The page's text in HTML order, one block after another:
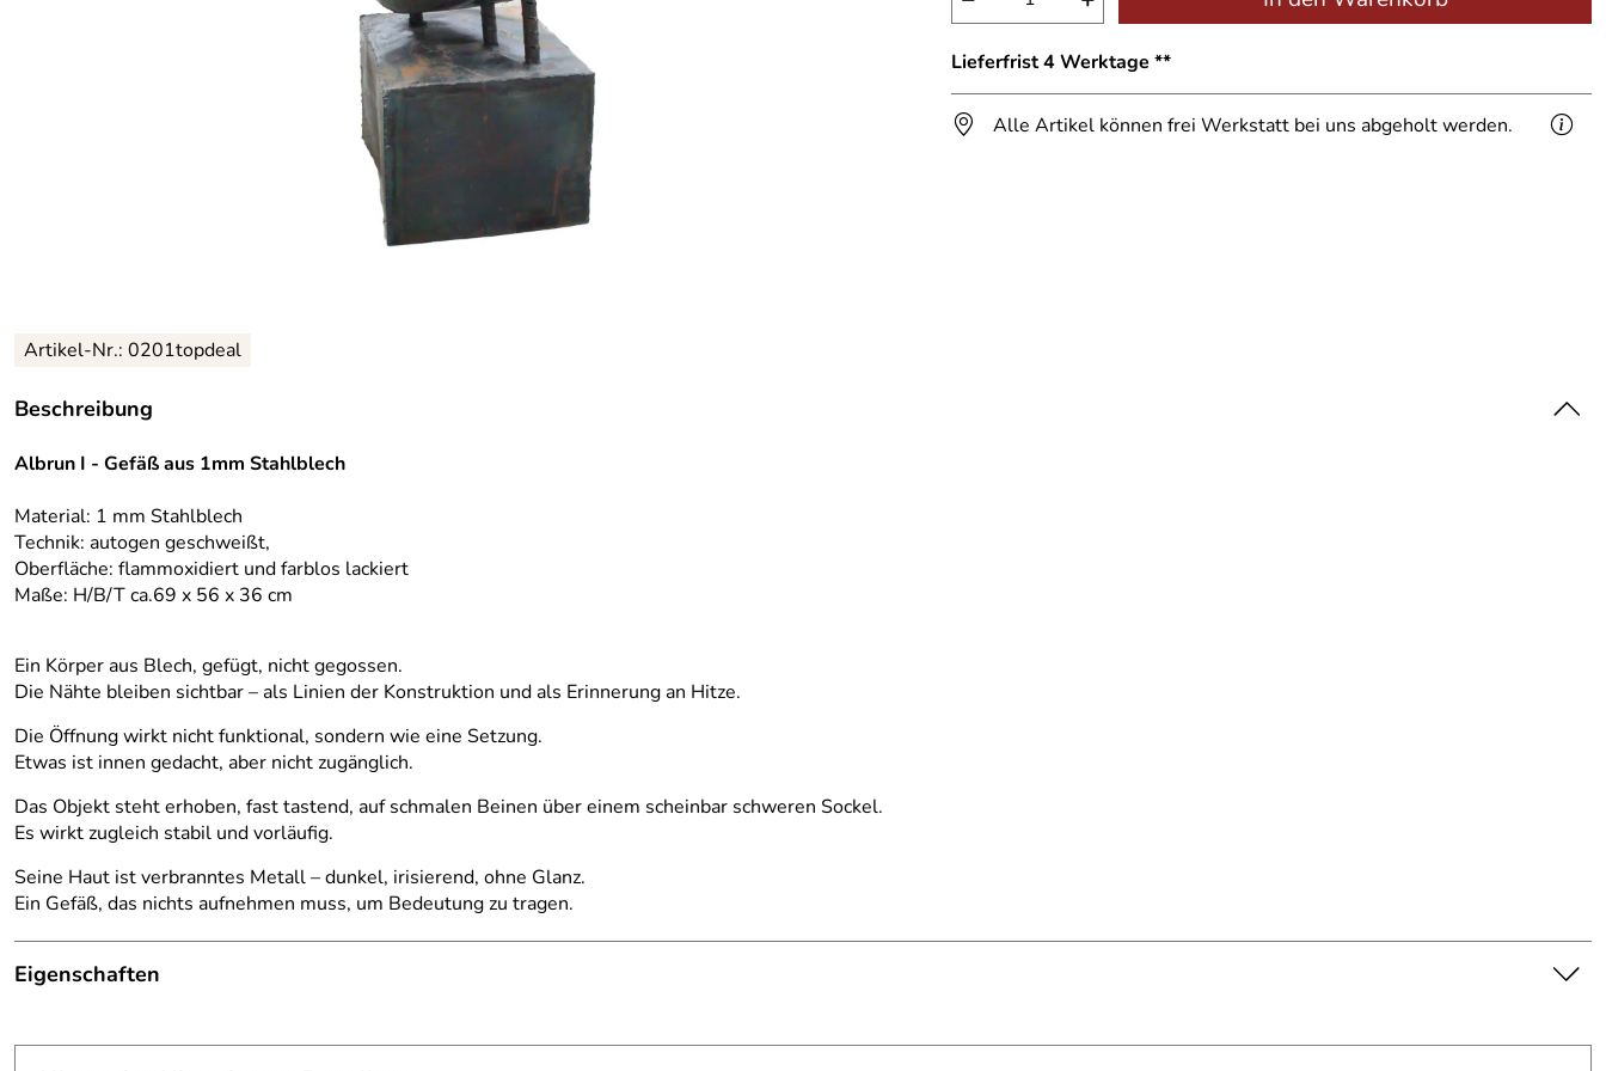
Lieferfrist 4 Werktage **
Alle Artikel können frei Werkstatt bei uns abgeholt werden.
Artikel-Nr.: 0201topdeal
Beschreibung
Albrun I - Gefäß aus 1mm Stahlblech
Material: 1 mm Stahlblech
Technik: autogen geschweißt,
Oberfläche: flammoxidiert und farblos lackiert
Maße: H/B/Tca.69 x 56 x 36 cm
Ein Körper aus Blech, gefügt, nicht gegossen.
Die Nähte bleiben sichtbar – als Linien der Konstruktion und als Erinnerung an Hitze.
Die Öffnung wirkt nicht funktional, sondern wie eine Setzung.
Etwas ist innen gedacht, aber nicht zugänglich.
Das Objekt steht erhoben, fast tastend, auf schmalen Beinen über einem scheinbar schweren Sockel.
Es wirkt zugleich stabil und vorläufig.
Seine Haut ist verbranntes Metall – dunkel, irisierend, ohne Glanz.
Ein Gefäß, das nichts aufnehmen muss, um Bedeutung zu tragen.
Eigenschaften